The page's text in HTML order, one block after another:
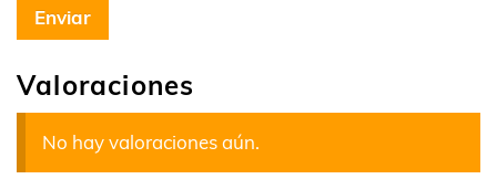
Valoraciones
No hay valoraciones aún.